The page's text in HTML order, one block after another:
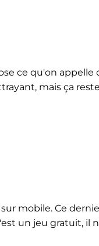
ce qu'on appelle
mais ça
mobile. Ce
un jeu gratuit, il